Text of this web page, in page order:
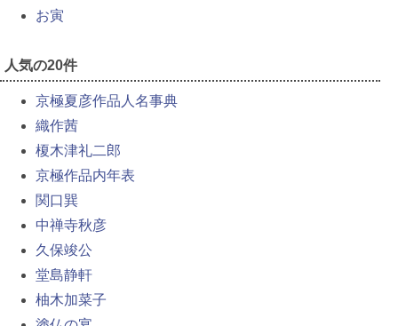
お寅
人気の20件
京極夏彦作品人名事典
織作茜
榎木津礼二郎
京極作品内年表
関口巽
中禅寺秋彦
久保竣公
堂島静軒
柚木加菜子